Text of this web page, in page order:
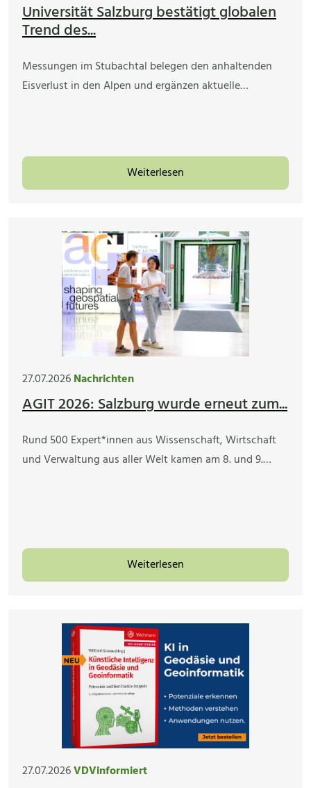
Universität Salzburg bestätigt globalen
Trend des...
Messungen im Stubachtal belegen den anhaltenden
Eisverlust in den Alpen und ergänzen aktuelle…
Weiterlesen
27.07.2026Nachrichten
AGIT 2026: Salzburg wurde erneut zum...
Rund 500 Expert*innen aus Wissenschaft, Wirtschaft
und Verwaltung aus aller Welt kamen am 8. und 9.…
Weiterlesen
27.07.2026VDVinformiert